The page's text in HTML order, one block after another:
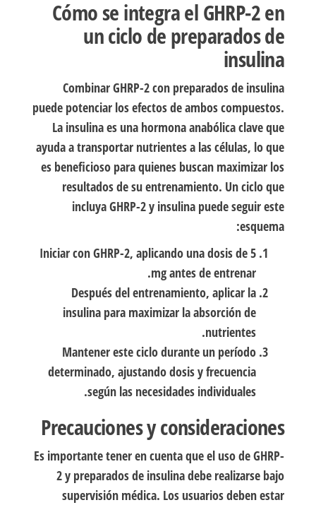
Cómo se integra el GHRP-2 en
un ciclo de preparados de
insulina
Combinar GHRP-2 con preparados de insulina
puede potenciar los efectos de ambos compuestos.
La insulina es una hormona anabólica clave que
ayuda a transportar nutrientes a las células, lo que
es beneficioso para quienes buscan maximizar los
resultados de su entrenamiento. Un ciclo que
incluya GHRP-2 y insulina puede seguir este
esquema:
Iniciar con GHRP-2, aplicando una dosis de 5
mg antes de entrenar.
Después del entrenamiento, aplicar la
insulina para maximizar la absorción de
nutrientes.
Mantener este ciclo durante un período
determinado, ajustando dosis y frecuencia
según las necesidades individuales.
Precauciones y consideraciones
Es importante tener en cuenta que el uso de GHRP-
2 y preparados de insulina debe realizarse bajo
supervisión médica. Los usuarios deben estar